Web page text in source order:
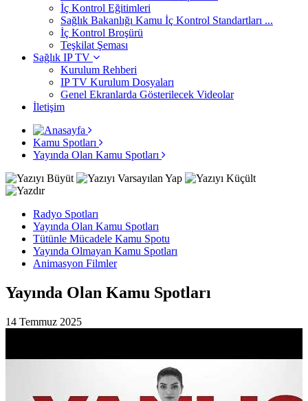
İç Kontrol Eğitimleri
Sağlık Bakanlığı Kamu İç Kontrol Standartları ...
İç Kontrol Broşürü
Teşkilat Şeması
Sağlık IP TV
Kurulum Rehberi
IP TV Kurulum Dosyaları
Genel Ekranlarda Gösterilecek Videolar
İletişim
Kamu Spotları
Yayında Olan Kamu Spotları
Radyo Spotları
Yayında Olan Kamu Spotları
Tütünle Mücadele Kamu Spotu
Yayında Olmayan Kamu Spotları
Animasyon Filmler
Yayında Olan Kamu Spotları
14 Temmuz 2025